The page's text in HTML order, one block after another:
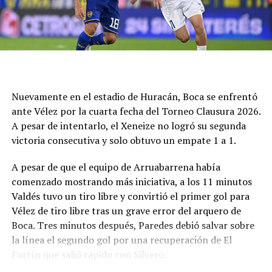
Cucchi que controló con esfuerzo Fernández.
La necesidad hizo que Círculo no pudiera defenderse
tanto con la pelota y sufrió por una desventaja corta,
buscar algo en dos fechas como visitante, frente a
Deportivo Rincón el miércoles y luego en San Luis ante
Juventud Unida Universitario.
Síntesis
Círculo Deportivo (1): Pedro Fernández; Julián Vílchez,
Facundo Rojas, Jano Martínez y Rodrigo Torres; Joaquín
Bassani, Francisco Grahl, Ramiro Banchio y Marco
Campagnaro; Rodrigo Juárez y Vicente Barberini. DT:
Duilio Botella.
Nuevamente en el estadio de Huracán, Boca se enfrentó
ante Vélez por la cuarta fecha del Torneo Clausura 2026.
A pesar de intentarlo, el Xeneize no logró su segunda
victoria consecutiva y solo obtuvo un empate 1 a 1.
A pesar de que el equipo de Arruabarrena había
comenzado mostrando más iniciativa, a los 11 minutos
Valdés tuvo un tiro libre y convirtió el primer gol para
Vélez de tiro libre tras un grave error del arquero de
Boca. Tres minutos después, Paredes debió salvar sobre
la línea el segundo gol por una recuperación de El
Fortín que salió rápido con Silvero.